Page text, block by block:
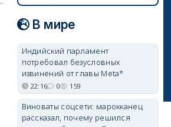
В мире
Индийский парламент
потребовал безусловных
извинений от главы Meta*
22:16 0 159
Виноваты соцсети: марокканец
рассказал, почему решился